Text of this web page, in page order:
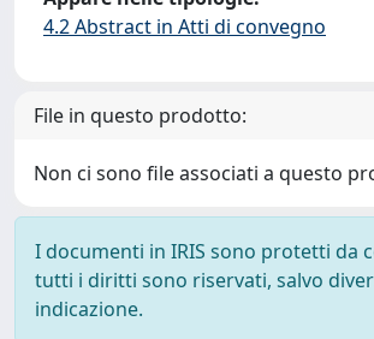
4.2 Abstract in Atti di convegno
File in questo prodotto:
Non ci sono file associati a questo
I documenti in IRIS sono protetti da
tutti i diritti sono riservati, salvo
indicazione.